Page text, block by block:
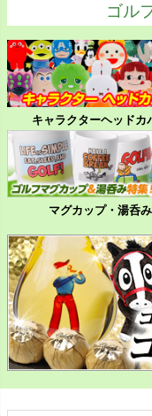
ゴル
キャラクターヘッドカ
マグカップ・湯呑み